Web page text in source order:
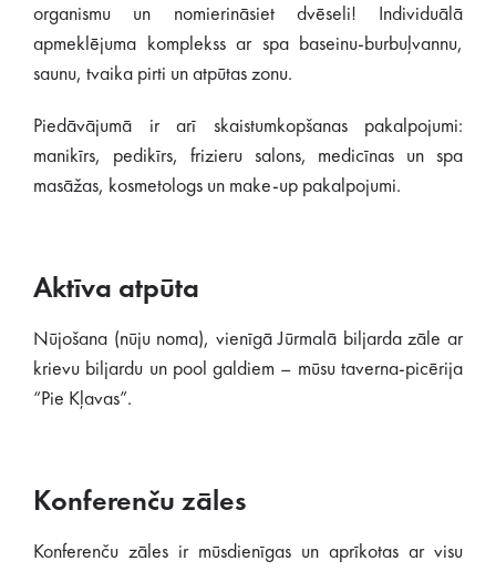
organismu un nomierināsiet dvēseli! Individuālā
apmeklējuma komplekss ar spa baseinu-burbuļvannu,
saunu, tvaika pirti un atpūtas zonu.
Piedāvājumā ir arī skaistumkopšanas pakalpojumi:
manikīrs, pedikīrs, frizieru salons, medicīnas un spa
masāžas, kosmetologs un make-up pakalpojumi.
Aktīva atpūta
Nūjošana (nūju noma), vienīgā Jūrmalā biljarda zāle ar
krievu biljardu un pool galdiem – mūsu taverna-picērija
“Pie Kļavas”.
Konferenču zāles
Konferenču zāles ir mūsdienīgas un aprīkotas ar visu